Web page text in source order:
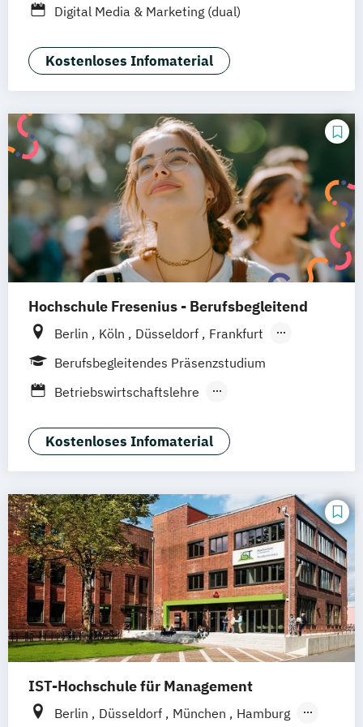
Digital Media & Marketing (dual)
Kostenloses Infomaterial
Hochschule Fresenius - Berufsbegleitend
Berlin Köln Düsseldorf
Frankfurt
Hamburg
Idstein München
Wiesbaden
Hannover
Dortmund Erfurt
Braunschweig
Berufsbegleitendes Präsenzstudium
Betriebswirtschaftslehre
Marketing
Kostenloses Infomaterial
IST-Hochschule für Management
Berlin Düsseldorf München
Hamburg